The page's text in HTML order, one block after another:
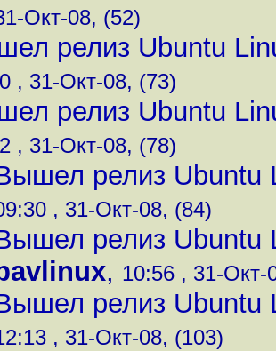
Окт-08, (52)
релиз Ubuntu
, 31-Окт-08, (73)
релиз Ubuntu
, 31-Окт-08, (78)
релиз Ubuntu
, 31-Окт-08, (84)
релиз Ubuntu
, 10:56 , 31-Окт-
релиз Ubuntu
, 31-Окт-08, (103)